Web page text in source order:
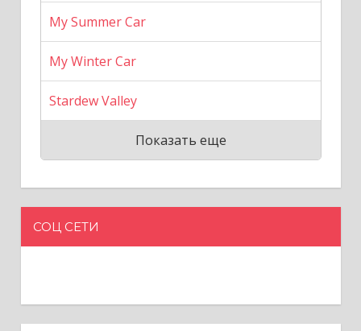
My Summer Car
My Winter Car
Stardew Valley
Показать еще
СОЦ СЕТИ